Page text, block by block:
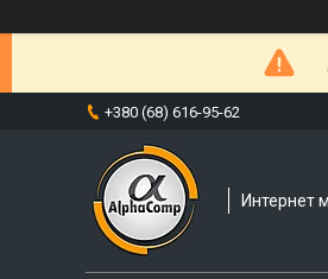
+380 (68) 616-95-62
Интернет